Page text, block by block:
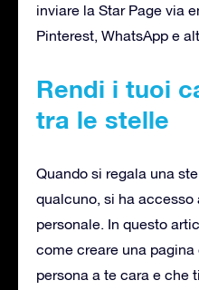
inviare la Star Page via
Pinterest, WhatsApp e
Rendi i tuoi
tra le stelle
Quando si regala una
qualcuno, si ha accesso
personale. In questo
come creare una
persona a te cara e che